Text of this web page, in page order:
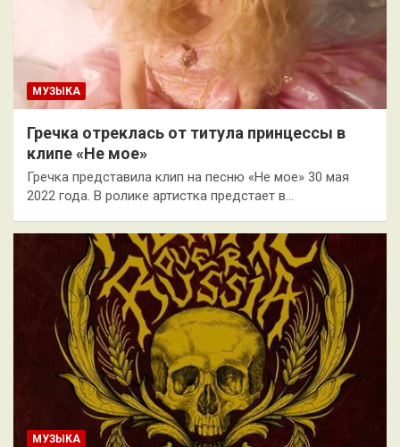
МУЗЫКА
Гречка отреклась от титула принцессы в
клипе «Не мое»
Гречка представила клип на песню «Не мое» 30 мая
2022 года. В ролике артистка предстает в…
МУЗЫКА